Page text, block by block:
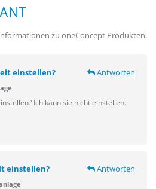
zu oneConcept Produkten.
einstellen? Antworten
Ich kann sie nicht einstellen.
einstellen? Antworten